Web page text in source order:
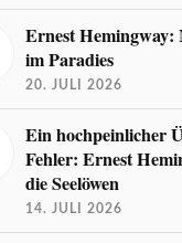
Ernest Hemingway:
im Paradies
20. JULI 2026
Ein hochpeinlicher
Fehler: Ernest
die Seelöwen
14. JULI 2026